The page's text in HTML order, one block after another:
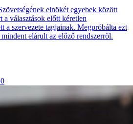
elnökét egyebek között
a választások előtt kéretlen
a szervezete tagjainak. Megpróbálta ezt
elárult az előző rendszerről.